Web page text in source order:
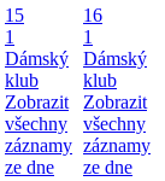
15
1
Dámský
klub
Zobrazit
všechny
záznamy
ze dne
16
1
Dámský
klub
Zobrazit
všechny
záznamy
ze dne